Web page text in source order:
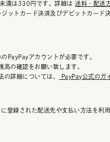
未満は330円です。詳細は送料・配送
ジットカード決済及びデビットカード
PayPayアカウントが必要です。
高の確認をお願い致します。
の詳細については、
PayPay公式のガ
登録された配送先や支払い方法を利